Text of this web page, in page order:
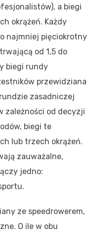
a biegi
okrążeń. Każdy
najmniej pięciokrotny
od 1,5 do
biegi rundy
przewidziana
zasadniczej
zależności od decyzji
biegi te
lub trzech okrążeń.
zauważalne,
jedno:
ze speedrowerem,
O ile w obu